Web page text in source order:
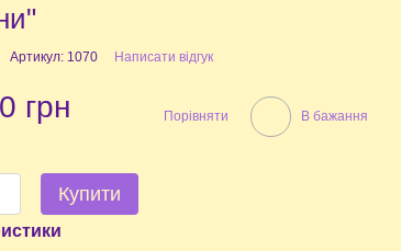
Артикул: 1070 Написати відгук
грн Порівняти В бажання
Купити